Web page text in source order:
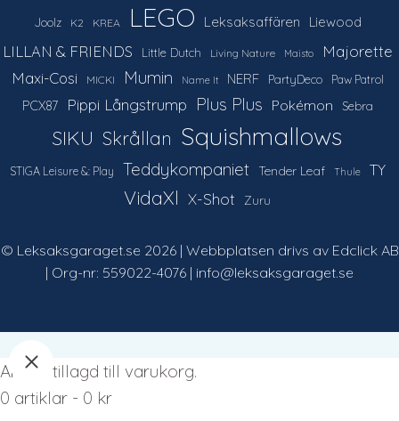
Joolz K2 KREA LEGO Leksaksaffären Liewood
LILLAN & FRIENDS Little Dutch Living Nature Maisto
Majorette
Maxi-Cosi
MICKI Mumin Name It NERF PartyDeco Paw Patrol
PCX87 Pippi Långstrump Plus Plus Pokémon Sebra
SIKU Skrållan Squishmallows
STIGA Leisure &: Play Teddykompaniet Tender Leaf Thule TY
VidaXl X-Shot Zuru
© Leksaksgaraget.se 2026 | Webbplatsen drivs av Edclick AB
| Org-nr: 559022-4076 | info@leksaksgaraget.se
Artikel tillagd till varukorg.
0 artiklar - 0 kr